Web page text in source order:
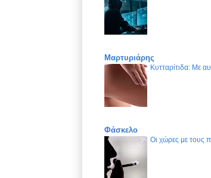
Μαρτυριάρης
Κυτταρίτιδα: Με
Φάσκελο
Οι χώρες με τους